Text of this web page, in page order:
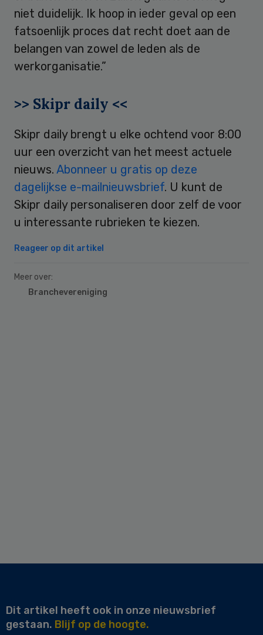
niet duidelijk. Ik hoop in ieder geval op een
fatsoenlijk proces dat recht doet aan de
belangen van zowel de leden als de
werkorganisatie.”
>> Skipr daily <<
Skipr daily brengt u elke ochtend voor 8:00
uur een overzicht van het meest actuele
nieuws. Abonneer u gratis op deze
dagelijkse e-mailnieuwsbrief. U kunt de
Skipr daily personaliseren door zelf de voor
u interessante rubrieken te kiezen.
Reageer op dit artikel
Meer over:
Branchevereniging
Dit artikel heeft ook in onze nieuwsbrief
gestaan. Blijf op de hoogte.